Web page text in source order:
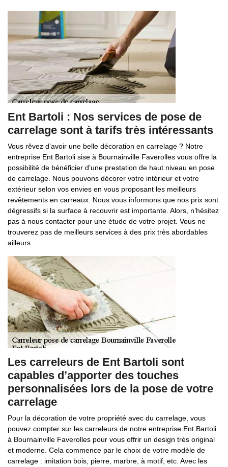
Ent Bartoli : Nos services de pose de
carrelage sont à tarifs très intéressants
Vous rêvez d’avoir une belle décoration en carrelage ? Notre
entreprise Ent Bartoli sise à Bournainville Faverolles vous offre la
possibilité de bénéficier d’une prestation de haut niveau en pose
de carrelage. Nous pouvons décorer votre intérieur et votre
extérieur selon vos envies en vous proposant les meilleurs
revêtements en carreaux. Nous vous informons que nos prix sont
dégressifs si la surface à recouvrir est importante. Alors, n’hésitez
pas à nous contacter pour une étude de votre projet. Vous ne
trouverez pas de meilleurs services à des prix très abordables
ailleurs.
Les carreleurs de Ent Bartoli sont
capables d’apporter des touches
personnalisées lors de la pose de votre
carrelage
Pour la décoration de votre propriété avec du carrelage, vous
pouvez compter sur les carreleurs de notre entreprise Ent Bartoli
à Bournainville Faverolles pour vous offrir un design très original
et moderne. Cela commence par le choix de votre modèle de
carrelage : imitation bois, pierre, marbre, à motif, etc. Avec les